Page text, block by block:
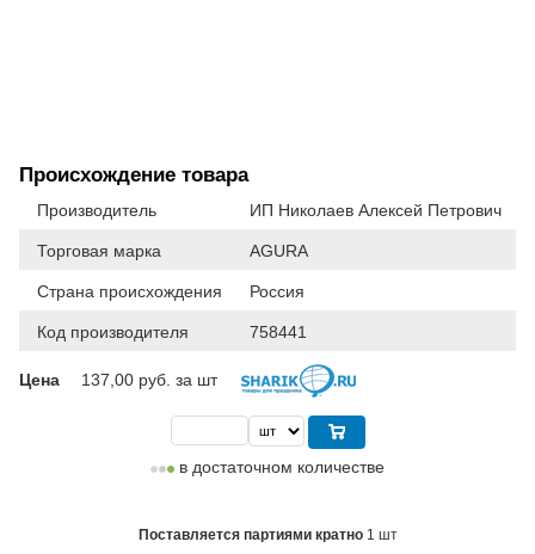
Происхождение товара
Производитель ИП Николаев Алексей Петрович
Торговая марка AGURA
Страна происхождения Россия
Код производителя 758441
Цена 137,00 руб. за шт
в достаточном количестве
Поставляется партиями кратно 1 шт